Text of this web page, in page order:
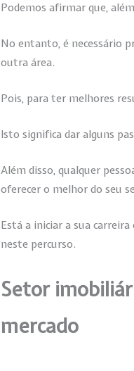
Podemos afirmar que,
No entanto, é necessário
outra área.
Pois, para ter melhores
Isto significa dar alguns
Além disso, qualquer
oferecer o melhor do seu
Está a iniciar a sua
neste percurso.
Setor
mercado